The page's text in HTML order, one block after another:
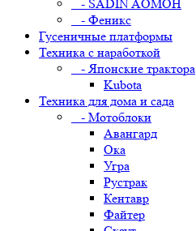
- SADIN AOMOH
- Феникс
Гусеничные платформы
Техника с наработкой
- Японские трактора
Kubota
Техника для дома и сада
- Мотоблоки
Авангард
Ока
Угра
Рустрак
Кентавр
Файтер